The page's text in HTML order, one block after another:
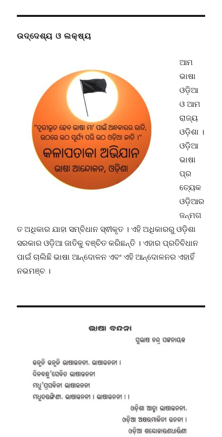
କିଏ
–
ରାମଚନ୍ଦ୍ର
କି
ଧର୍ମେନ୍ଦ୍ର?
ଉଦ୍ଦେଶ୍ୟ ଓ ଲକ୍ଷ୍ୟ
ଆମ
ଭାଷା
ଓଡ଼ିଆ
ଓ ଆମ
ରାଜ୍ୟ
ଓଡ଼ିଶା ।
ଓଡ଼ିଆ
ଭାଷା
ପ୍ର
ତ୍ୟେକ
ଓଡ଼ିଆର
ଜନ୍ମଗ
ତ ଅଧିକାର ଯାହା ସମ୍ବିଧାନ ସ୍ଵୀକୃତ । ଏହି ଅଧିକାରରୁ ଓଡ଼ିଶା
ସରକାର ଓଡ଼ିଆ ଜାତିକୁ ବଞ୍ଚିତ କରିଛନ୍ତି । ଏହାର ପ୍ରତିବିଧାନ
ପାଇଁ ଚାଲିଛି ଭାଷା ଆନ୍ଦୋଳନ ଏବଂ ଏହି ଆନ୍ଦୋଳନର ଏହାହିଁ
ନଭମଞ୍ଚ ।